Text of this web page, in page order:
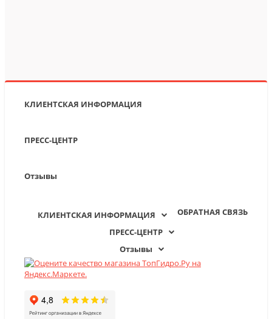
КЛИЕНТСКАЯ ИНФОРМАЦИЯ
ПРЕСС-ЦЕНТР
Отзывы
ОБРАТНАЯ СВЯЗЬ
КЛИЕНТСКАЯ ИНФОРМАЦИЯ
ПРЕСС-ЦЕНТР
Отзывы